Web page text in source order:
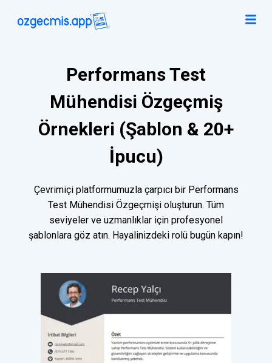
Performans Test
Mühendisi Özgeçmiş
Örnekleri (Şablon & 20+
İpucu)
Çevrimiçi platformumuzla çarpıcı bir Performans
Test Mühendisi Özgeçmişi oluşturun. Tüm
seviyeler ve uzmanlıklar için profesyonel
şablonlara göz atın. Hayalinizdeki rolü bugün kapın!